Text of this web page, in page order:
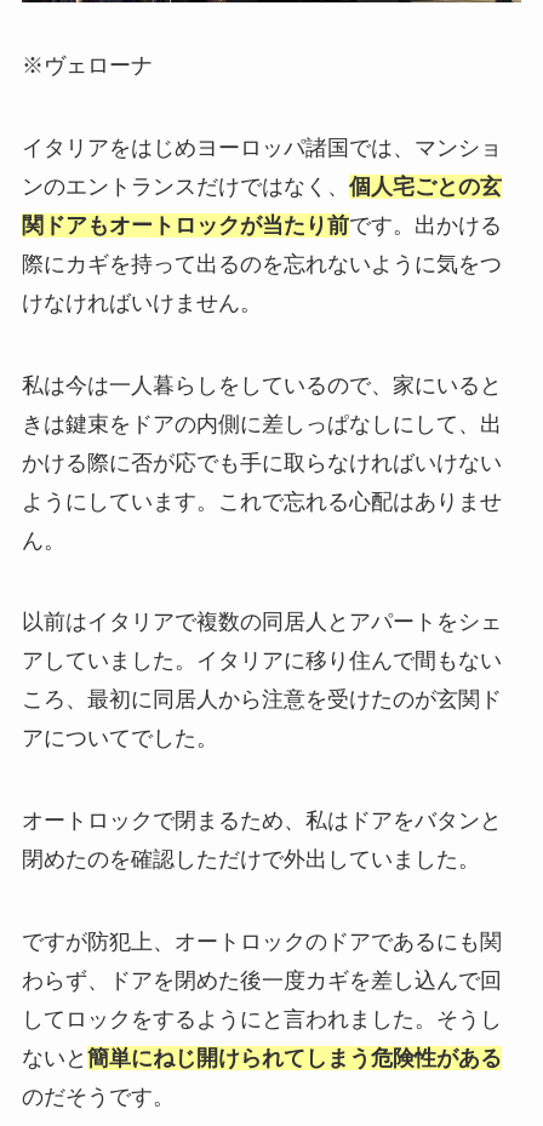
※ヴェローナ
イタリアをはじめヨーロッパ諸国では、マンショ
ンのエントランスだけではなく、 個人宅ごとの玄
関ドアもオートロックが当たり前です。出かける
際にカギを持って出るのを忘れないように気をつ
けなければいけません。
私は今は一人暮らしをしているので、家にいると
きは鍵束をドアの内側に差しっぱなしにして、出
かける際に否が応でも手に取らなければいけない
ようにしています。これで忘れる心配はありませ
ん。
以前はイタリアで複数の同居人とアパートをシェ
アしていました。イタリアに移り住んで間もない
ころ、最初に同居人から注意を受けたのが玄関ド
アについてでした。
オートロックで閉まるため、私はドアをバタンと
閉めたのを確認しただけで外出していました。
ですが防犯上、オートロックのドアであるにも関
わらず、ドアを閉めた後一度カギを差し込んで回
してロックをするようにと言われました。そうし
ないと 簡単にねじ開けられてしまう危険性がある
のだそうです。